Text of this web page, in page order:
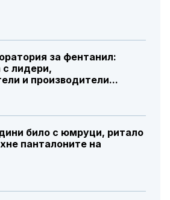
за фентанил:
с лидери,
и производители...
било с юмруци, ритало
панталоните на